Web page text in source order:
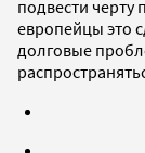
подвести черту
европейцы это
долговые